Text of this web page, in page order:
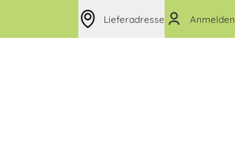
Lieferadresse Anmelden